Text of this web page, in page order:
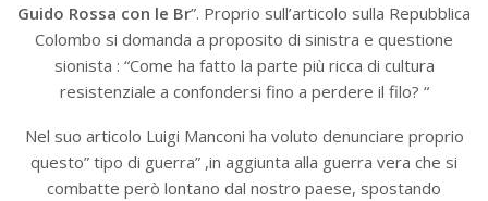
Guido Rossa con le Br”. Proprio sull’articolo sulla Repubblica
Colombo si domanda a proposito di sinistra e questione
sionista : “Come ha fatto la parte più ricca di cultura
resistenziale a confondersi fino a perdere il filo? “
Nel suo articolo Luigi Manconi ha voluto denunciare proprio
questo” tipo di guerra” ,in aggiunta alla guerra vera che si
combatte però lontano dal nostro paese, spostando